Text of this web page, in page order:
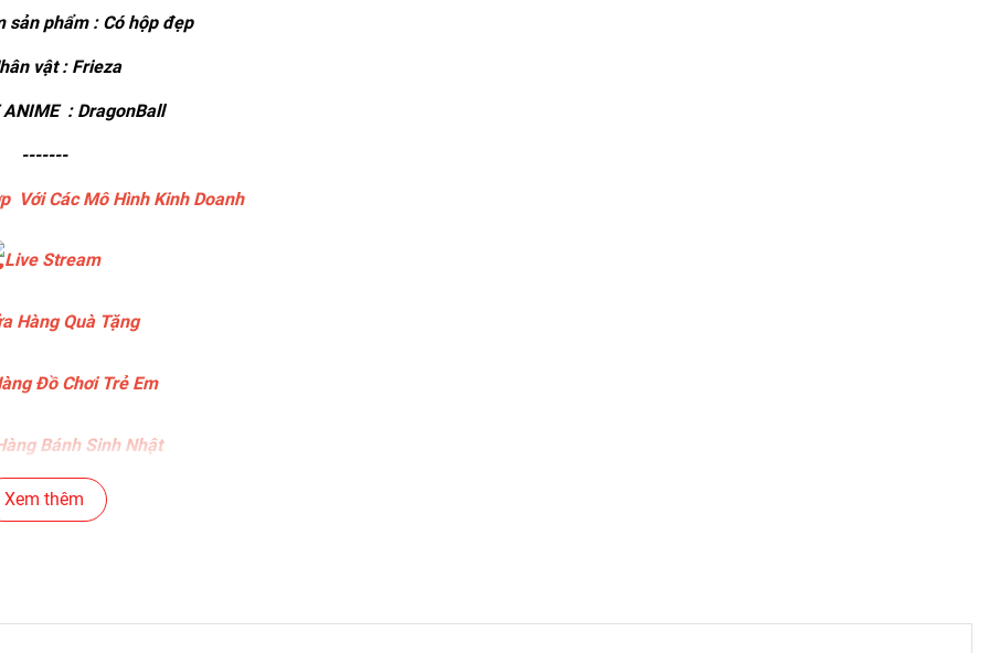
sản phẩm : Có hộp đẹp
vật : Frieza
ANIME : DragonBall
-------
Với Các Mô Hình Kinh Doanh
Live Stream
Hàng Quà Tặng
Đồ Chơi Trẻ Em
Bánh Sinh Nhật
Gear , Máy Tính
Siêu Thị , Nhà Sách
Xem thêm